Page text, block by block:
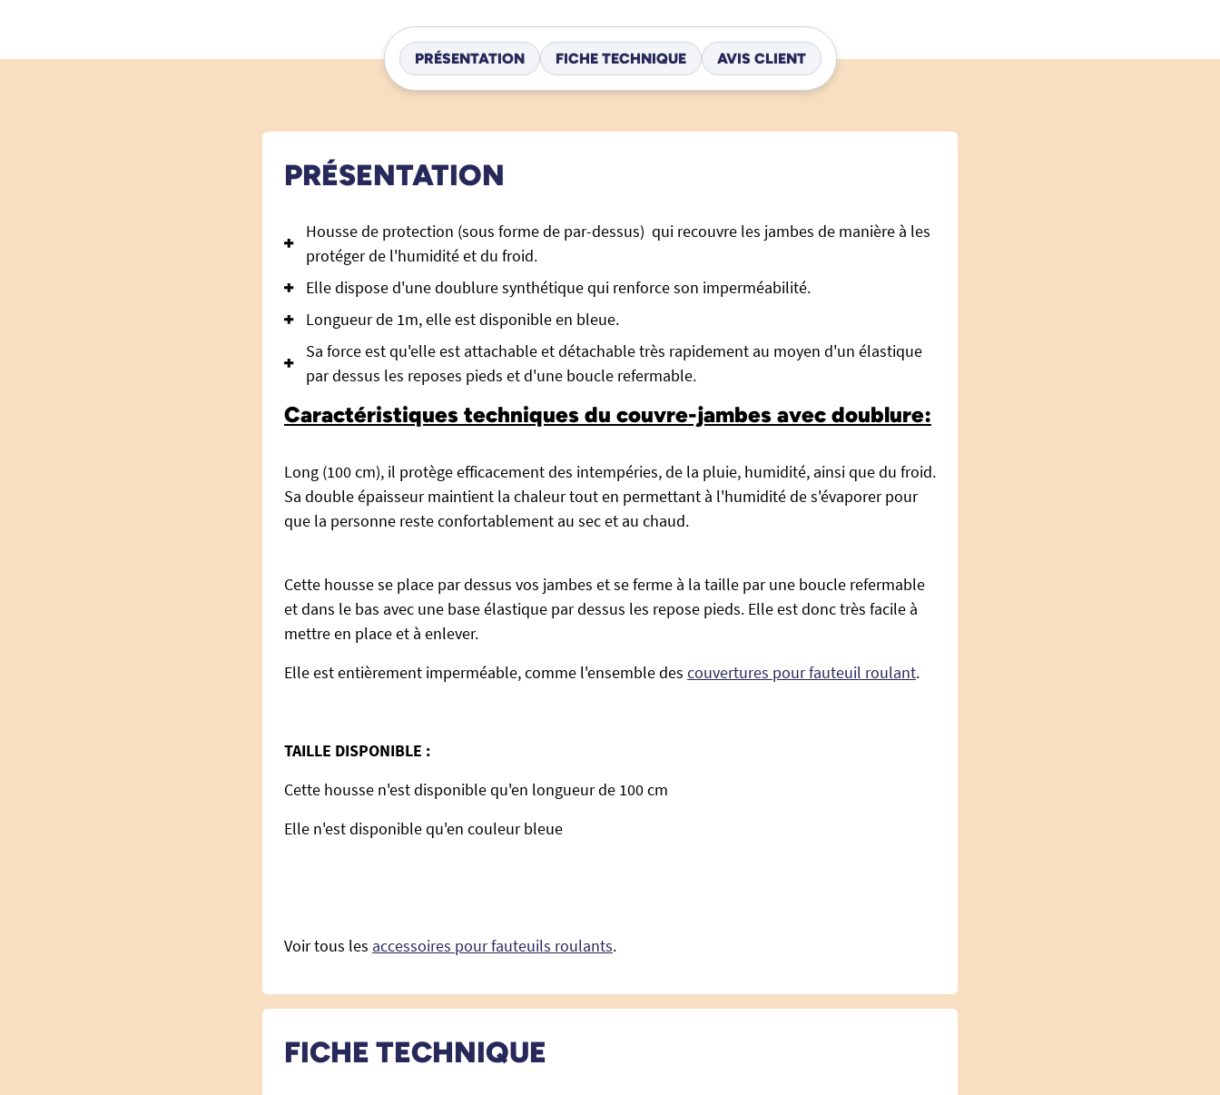
PRÉSENTATION FICHE TECHNIQUE AVIS CLIENT
PRÉSENTATION
Housse de protection (sous forme de par-dessus) qui recouvre les jambes de manière à les
protéger de l'humidité et du froid.
Elle dispose d'une doublure synthétique qui renforce son imperméabilité.
Longueur de 1m, elle est disponible en bleue.
Sa force est qu'elle est attachable et détachable très rapidement au moyen d'un élastique
par dessus les reposes pieds et d'une boucle refermable.
Caractéristiques techniques du couvre-jambes avec doublure:
Long (100 cm), il protège efficacement des intempéries, de la pluie, humidité, ainsi que du froid.
Sa double épaisseur maintient la chaleur tout en permettant à l'humidité de s'évaporer pour
que la personne reste confortablement au sec et au chaud.
Cette housse se place par dessus vos jambes et se ferme à la taille par une boucle refermable
et dans le bas avec une base élastique par dessus les repose pieds. Elle est donc très facile à
mettre en place et à enlever.
Elle est entièrement imperméable, comme l'ensemble des couvertures pour fauteuil roulant.
TAILLE DISPONIBLE :
Cette housse n'est disponible qu'en longueur de 100 cm
Elle n'est disponible qu'en couleur bleue
Voir tous les accessoires pour fauteuils roulants.
FICHE TECHNIQUE